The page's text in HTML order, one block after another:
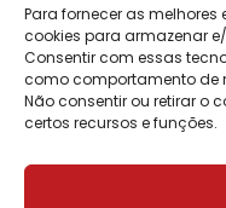
Para fornecer as
cookies para armazenar
Consentir com essas
como comportamento de
Não consentir ou retirar o
certos recursos e funções.
POLÍTICA DE
PRIVACIDADE
POLÍTICA DE
REEMBOLSO